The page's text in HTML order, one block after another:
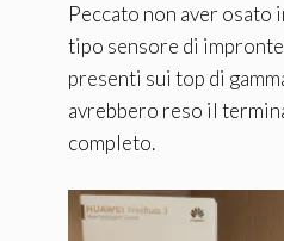
Peccato non aver osato
tipo sensore di
presenti sui top di
avrebbero reso il
completo.